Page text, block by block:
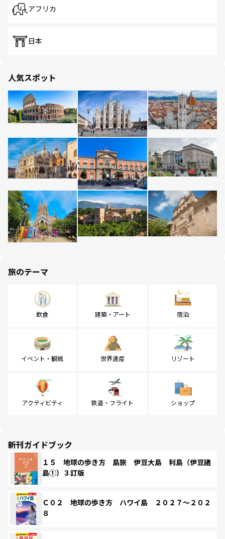
アフリカ
日本
人気スポット
旅のテーマ
飲食 建築・アート 宿泊
イベント・観戦 世界遺産 リゾート
アクティビティ 鉄道・フライト ショップ
新刊ガイドブック
１５ 地球の歩き方 島旅 伊豆大島 利島（伊豆諸
島①）３訂版
Ｃ０２ 地球の歩き方 ハワイ島 ２０２７～２０２
８